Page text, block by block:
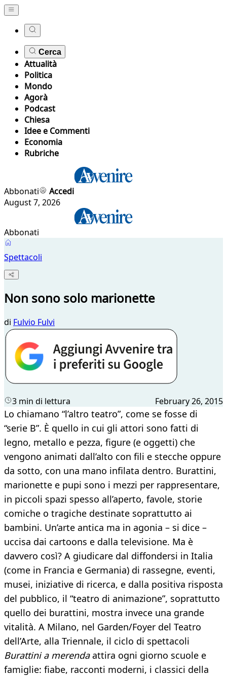
Cerca
Attualità
Politica
Mondo
Agorà
Podcast
Chiesa
Idee e Commenti
Economia
Rubriche
Abbonati
Accedi
August 7, 2026
Abbonati
Spettacoli
Non sono solo marionette
di Fulvio Fulvi
3 min di lettura February 26, 2015
Lo chiamano “l’altro teatro”, come se fosse di
“serie B”. È quello in cui gli attori sono fatti di
legno, metallo e pezza, figure (e oggetti) che
vengono animati dall’alto con fili e stecche oppure
da sotto, con una mano infilata dentro. Burattini,
marionette e pupi sono i mezzi per rappresentare,
in piccoli spazi spesso all’aperto, favole, storie
comiche o tragiche destinate soprattutto ai
bambini. Un’arte antica ma in agonia – si dice –
uccisa dai cartoons e dalla televisione. Ma è
davvero così? A giudicare dal diffondersi in Italia
(come in Francia e Germania) di rassegne, eventi,
musei, iniziative di ricerca, e dalla positiva risposta
del pubblico, il “teatro di animazione”, soprattutto
quello dei burattini, mostra invece una grande
vitalità. A Milano, nel Garden/Foyer del Teatro
dell’Arte, alla Triennale, il ciclo di spettacoli
Burattini a merendaattira ogni giorno scuole e
famiglie: fiabe, racconti moderni, i classici della